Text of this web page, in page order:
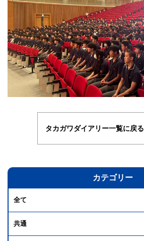
タカガワダイアリー一覧に戻る
カテゴリー
全て
共通